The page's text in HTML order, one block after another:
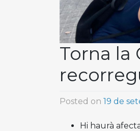
Torna la
Posted on 19 de
Hi haurà